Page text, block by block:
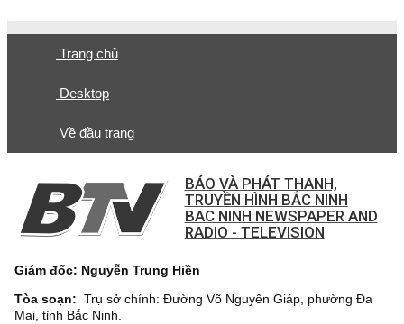
Trang chủ
Desktop
Về đầu trang
BÁO VÀ PHÁT THANH,
TRUYỀN HÌNH BẮC NINH
BAC NINH NEWSPAPER AND
RADIO - TELEVISION
Giám đốc: Nguyễn Trung Hiền
Tòa soạn: Trụ sở chính: Đường Võ Nguyên Giáp, phường Đa
Mai, tỉnh Bắc Ninh.